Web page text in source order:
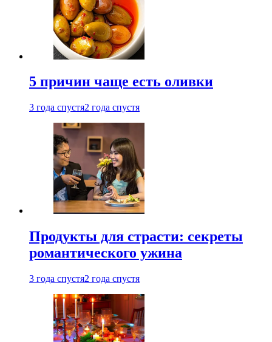
5 причин чаще есть оливки
3 года спустя2 года спустя
Продукты для страсти: секреты
романтического ужина
3 года спустя2 года спустя